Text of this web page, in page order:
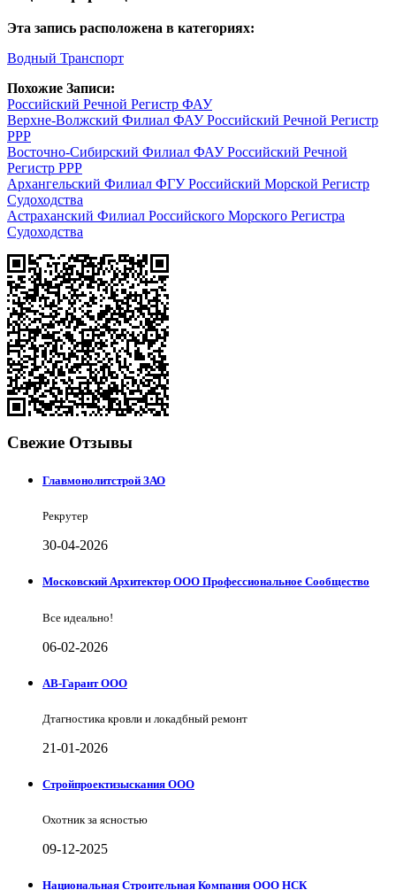
Эта запись расположена в категориях:
Водный Транспорт
Похожие Записи:
Российский Речной Регистр ФАУ
Верхне-Волжский Филиал ФАУ Российский Речной Регистр
РРР
Восточно-Сибирский Филиал ФАУ Российский Речной
Регистр РРР
Архангельский Филиал ФГУ Российский Морской Регистр
Судоходства
Астраханский Филиал Российского Морского Регистра
Судоходства
Свежие Отзывы
Главмонолитстрой ЗАО
Рекрутер
30-04-2026
Московский Архитектор ООО Профессиональное Сообщество
Все идеально!
06-02-2026
АВ-Гарант ООО
Дтагностика кровли и локадбный ремонт
21-01-2026
Стройпроектизыскания ООО
Охотник за ясностью
09-12-2025
Национальная Строительная Компания ООО НСК